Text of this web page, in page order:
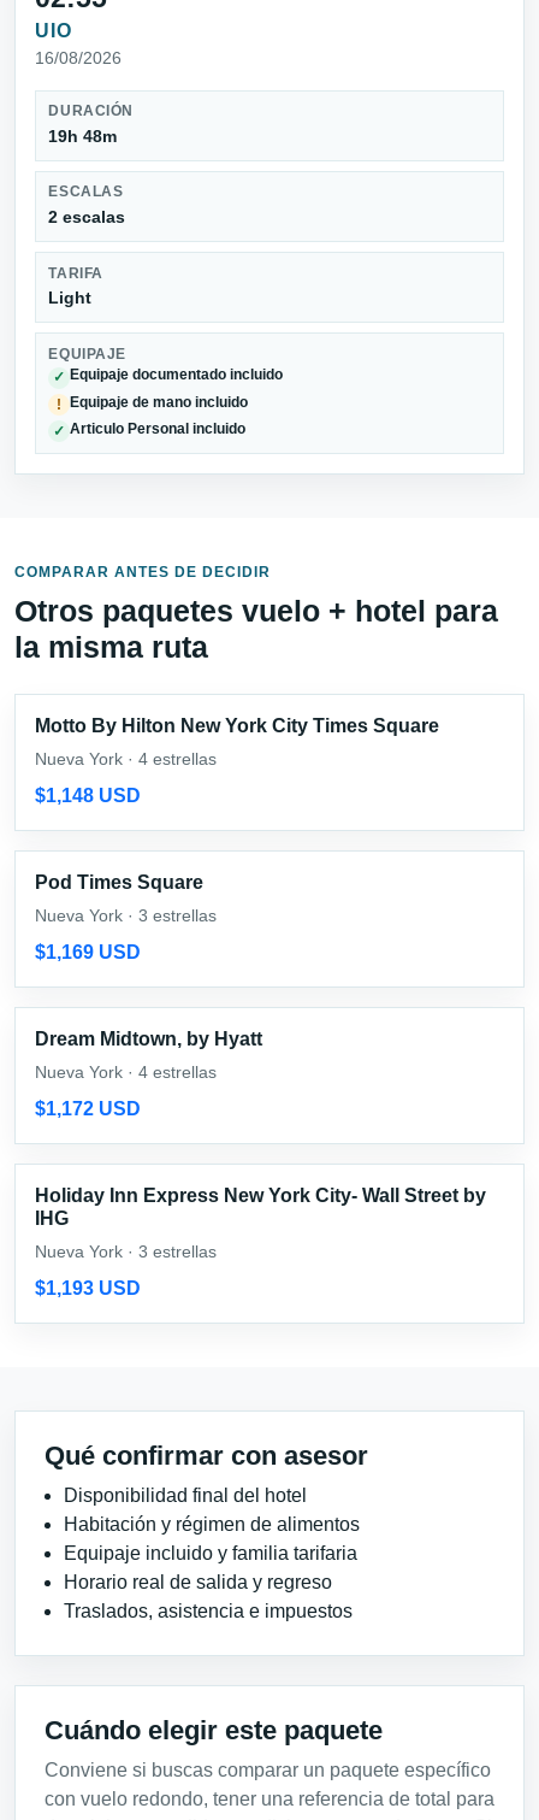
UIO
16/08/2026
DURACIÓN
19h 48m
ESCALAS
2 escalas
TARIFA
Light
EQUIPAJE
✓ Equipaje documentado incluido
! Equipaje de mano incluido
✓ Articulo Personal incluido
COMPARAR ANTES DE DECIDIR
Otros paquetes vuelo + hotel para
la misma ruta
Motto By Hilton New York City Times Square
Nueva York · 4 estrellas
$1,148 USD
Pod Times Square
Nueva York · 3 estrellas
$1,169 USD
Dream Midtown, by Hyatt
Nueva York · 4 estrellas
$1,172 USD
Holiday Inn Express New York City- Wall Street by
IHG
Nueva York · 3 estrellas
$1,193 USD
Qué confirmar con asesor
Disponibilidad final del hotel
Habitación y régimen de alimentos
Equipaje incluido y familia tarifaria
Horario real de salida y regreso
Traslados, asistencia e impuestos
Cuándo elegir este paquete
Conviene si buscas comparar un paquete específico
con vuelo redondo, tener una referencia de total para